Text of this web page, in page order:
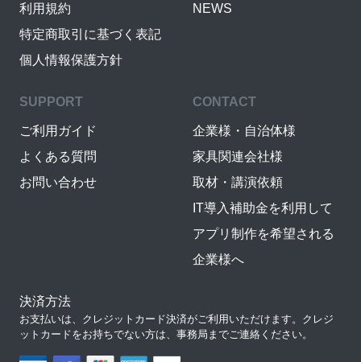
利用規約
特定商取引に基づく表記
個人情報保護方針
NEWS
SUPPORT
ご利用ガイド
よくある質問
お問い合わせ
CONTACT
企業様・自治体様
家具関連会社様
取材・講演依頼
IT導入補助金を利用して
アプリ制作を希望される
企業様へ
決済方法
お支払いは、クレジットカード決済がご利用いただけます。クレジ
ットカードをお持ちでない方は、事務局までご連絡ください。